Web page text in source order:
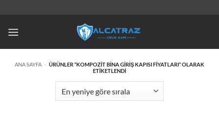
ANA SAYFA - ÜRÜNLER “KOMPOZIT BINA GIRIŞ KAPISI FIYATLARI” OLARAK
ETIKETLENDI